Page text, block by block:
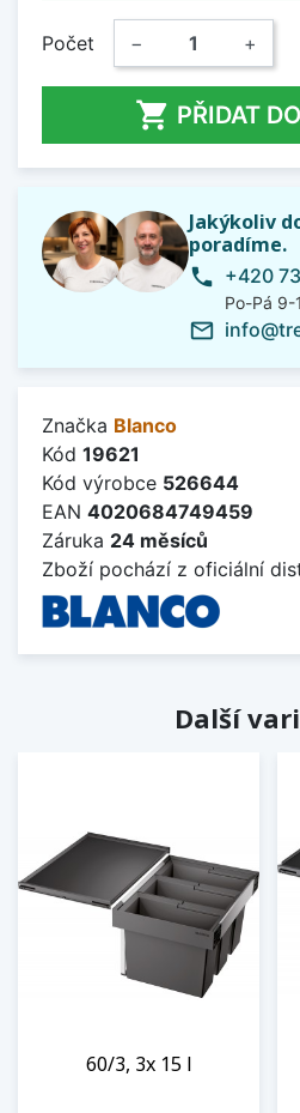
Počet − +
 PŘIDAT
Jakýkoliv
poradíme.
phone +420
Po-Pá 9-
mail_outline
Značka Blanco
Kód 19621
Kód výrobce 526644
EAN 4020684749459
Záruka 24 měsíců
Zboží pochází z oficiální
Další
60/3, 3x 15 l